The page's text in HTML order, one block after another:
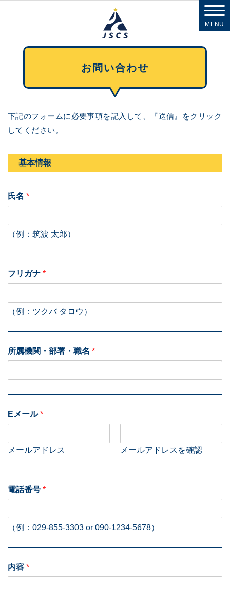
MENU
お問い合わせ
下記のフォームに必要事項を記入して、『送信』をクリック
してください。
基本情報
氏名 *
（例：筑波 太郎）
フリガナ *
（例：ツクバ タロウ）
所属機関・部署・職名 *
Eメール*
メールアドレス メールアドレスを確認
電話番号 *
（例：029-855-3303 or 090-1234-5678）
内容 *